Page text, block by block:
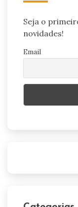
Seja o
novidades!
Email